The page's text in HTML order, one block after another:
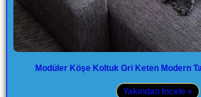
Modüler Köşe Koltuk Gri Keten Modern
Yakından İncele »